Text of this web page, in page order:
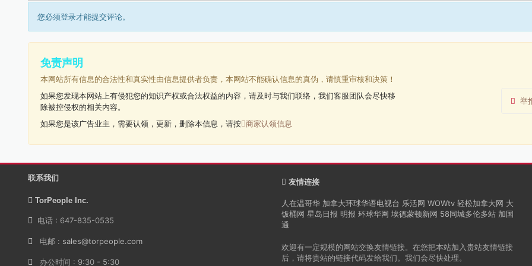
您必须登录才能提交评论。
免责声明
本网站所有信息的合法性和真实性由信息提供者负责，本网站不能确认信息的真伪，请慎重审核和决策！
如果您发现本网站上有侵犯您的知识产权或合法权益的内容，请及时与我们联络，我们客服团队会尽快移
除被控侵权的相关内容。
举
如果您是该广告业主，需要认领，更新，删除本信息，请按 商家认领信息
联系我们
TorPeople Inc.
电话 : 647-835-0535
电邮 : sales@torpeople.com
办公时间 : 9:30 - 5:30
友情连接
人在温哥华 加拿大环球华语电视台 乐活网 WOWtv 轻松加拿大网 大
饭桶网 星岛日报 明报 环球华网 埃德蒙顿新网 58同城多伦多站 加国
通
欢迎有一定规模的网站交换友情链接。在您把本站加入贵站友情链接
后，请将贵站的链接代码发给我们。我们会尽快处理。